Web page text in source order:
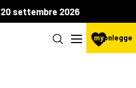
settembre 2026
mypnlegge